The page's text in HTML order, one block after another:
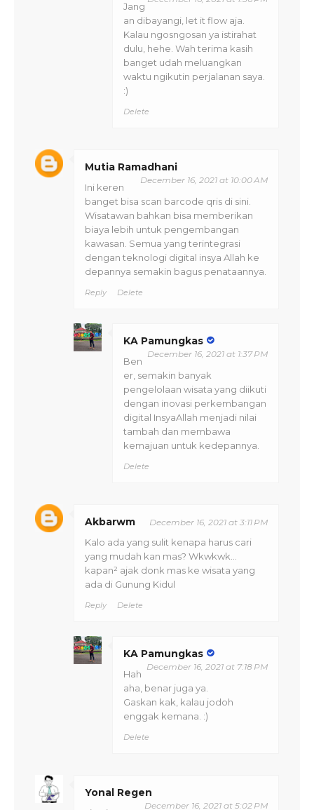
Jang
an dibayangi, let it flow aja.
Kalau ngosngosan ya istirahat
dulu, hehe. Wah terima kasih
banget udah meluangkan
waktu ngikutin perjalanan saya.
:)
Delete
Mutia Ramadhani
December 16, 2021 at 10:00 AM
Ini keren
banget bisa scan barcode qris di sini.
Wisatawan bahkan bisa memberikan
biaya lebih untuk pengembangan
kawasan. Semua yang terintegrasi
dengan teknologi digital insya Allah ke
depannya semakin bagus penataannya.
Reply Delete
KA Pamungkas
December 16, 2021 at 1:37 PM
Ben
er, semakin banyak
pengelolaan wisata yang diikuti
dengan inovasi perkembangan
digital InsyaAllah menjadi nilai
tambah dan membawa
kemajuan untuk kedepannya.
Delete
Akbarwm December 16, 2021 at 3:11 PM
Kalo ada yang sulit kenapa harus cari
yang mudah kan mas? Wkwkwk...
kapan² ajak donk mas ke wisata yang
ada di Gunung Kidul
Reply Delete
KA Pamungkas
December 16, 2021 at 7:18 PM
Hah
aha, benar juga ya.
Gaskan kak, kalau jodoh
enggak kemana. :)
Delete
Yonal Regen
December 16, 2021 at 5:02 PM